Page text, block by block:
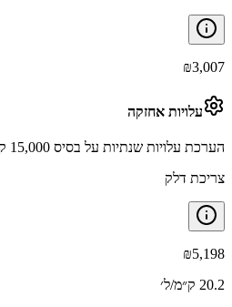
₪3,007
עלויות אחזקה
הערכת עלויות שנתיות על בסיס 15,000 ק״מ בשנה
צריכת דלק
₪5,198
20.2 ק״מ/ל׳